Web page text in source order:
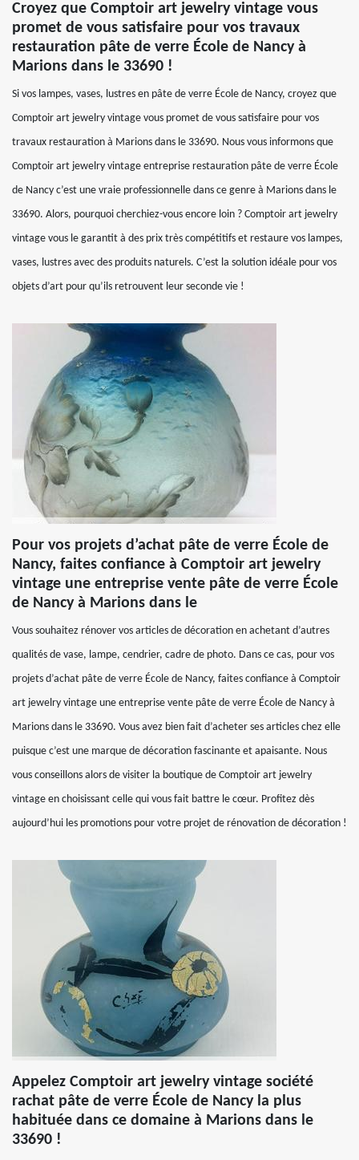
Croyez que Comptoir art jewelry vintage vous
promet de vous satisfaire pour vos travaux
restauration pâte de verre École de Nancy à
Marions dans le 33690 !
Si vos lampes, vases, lustres en pâte de verre École de Nancy, croyez que
Comptoir art jewelry vintage vous promet de vous satisfaire pour vos
travaux restauration à Marions dans le 33690. Nous vous informons que
Comptoir art jewelry vintage entreprise restauration pâte de verre École
de Nancy c’est une vraie professionnelle dans ce genre à Marions dans le
33690. Alors, pourquoi cherchiez-vous encore loin ? Comptoir art jewelry
vintage vous le garantit à des prix très compétitifs et restaure vos lampes,
vases, lustres avec des produits naturels. C’est la solution idéale pour vos
objets d’art pour qu’ils retrouvent leur seconde vie !
Pour vos projets d’achat pâte de verre École de
Nancy, faites confiance à Comptoir art jewelry
vintage une entreprise vente pâte de verre École
de Nancy à Marions dans le
Vous souhaitez rénover vos articles de décoration en achetant d’autres
qualités de vase, lampe, cendrier, cadre de photo. Dans ce cas, pour vos
projets d’achat pâte de verre École de Nancy, faites confiance à Comptoir
art jewelry vintage une entreprise vente pâte de verre École de Nancy à
Marions dans le 33690. Vous avez bien fait d’acheter ses articles chez elle
puisque c’est une marque de décoration fascinante et apaisante. Nous
vous conseillons alors de visiter la boutique de Comptoir art jewelry
vintage en choisissant celle qui vous fait battre le cœur. Profitez dès
aujourd’hui les promotions pour votre projet de rénovation de décoration !
Appelez Comptoir art jewelry vintage société
rachat pâte de verre École de Nancy la plus
habituée dans ce domaine à Marions dans le
33690 !